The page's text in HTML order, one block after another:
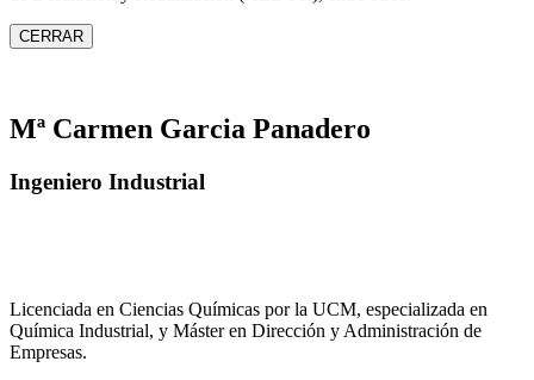
CERRAR
Mª Carmen Garcia Panadero
Ingeniero Industrial
Licenciada en Ciencias Químicas por la UCM, especializada en
Química Industrial, y Máster en Dirección y Administración de
Empresas.